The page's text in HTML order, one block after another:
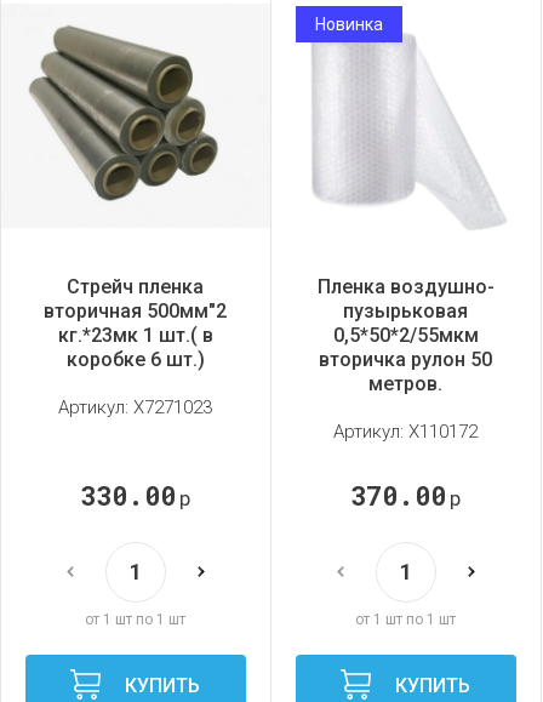
Самые дорогие
Название от А
Название от Я
Стрейч пленка
вторичная 500мм"2
кг.*23мк 1 шт.( в
коробке 6 шт.)
Артикул: X7271023
330.00 р
от 1 шт по 1 шт
КУПИТЬ
Новинка
Пленка воздушно-
пузырьковая
0,5*50*2/55мкм
вторичка рулон 50
метров.
Артикул: X110172
370.00 р
от 1 шт по 1 шт
КУПИТЬ